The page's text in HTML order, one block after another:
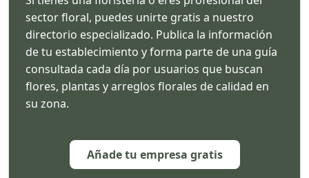
sector floral, puedes unirte gratis a nuestro
directorio especializado. Publica la información
de tu establecimiento y forma parte de una guía
consultada cada día por usuarios que buscan
flores, plantas y arreglos florales de calidad en
su zona.
Añade tu empresa gratis